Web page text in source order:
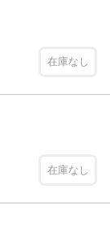
在庫なし
在庫なし